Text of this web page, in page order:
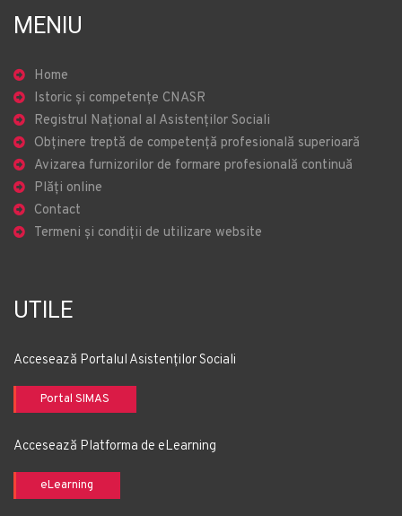
MENIU
Home
Istoric și competențe CNASR
Registrul Național al Asistenților Sociali
Obținere treptă de competență profesională superioară
Avizarea furnizorilor de formare profesională continuă
Plăți online
Contact
Termeni și condiții de utilizare website
UTILE
Accesează Portalul Asistenților Sociali
Portal SIMAS
Accesează Platforma de eLearning
eLearning